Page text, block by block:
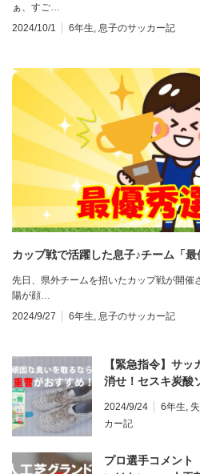
ぁ、すご…
2024/10/1
6年生, 息子のサッカー記
カップ戦で活躍した息子♪チーム「最
先日、県外チームを招いたカップ戦が開催
陽が顔…
2024/9/27
6年生, 息子のサッカー記
【緊急指令】サ
消せ！セスキ炭酸
2024/9/24 6年生,
カー記
プロ選手コメント